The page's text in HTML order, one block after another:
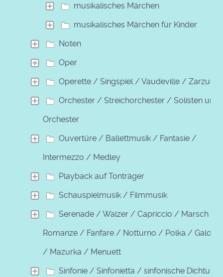
musikalisches Märchen
musikalisches Märchen für Kinder
Noten
Oper
Operette / Singspiel / Vaudeville / Zarzuela
Orchester / Streichorchester / Solisten und
Orchester
Ouvertüre / Ballettmusik / Fantasie /
Intermezzo / Medley
Playback auf Tonträger
Schauspielmusik / Filmmusik
Serenade / Walzer / Capriccio / Marsch /
Romanze / Fanfare / Notturno / Polka / Galopp
/ Mazurka / Menuett
Sinfonie / Sinfonietta / sinfonische Dichtung